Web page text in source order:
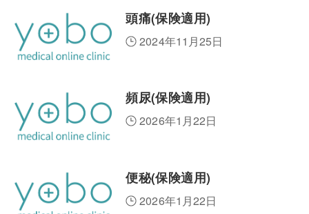
頭痛(保険適用)
2024年11月25日
頻尿(保険適用)
2026年1月22日
便秘(保険適用)
2026年1月22日